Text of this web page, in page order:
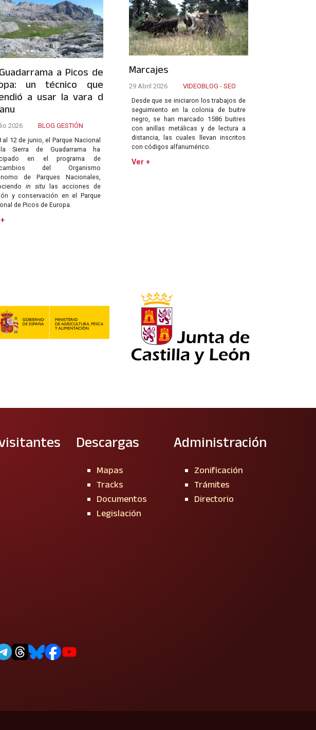
a Picos de
un técnico que
a usar la vara d
2026
BLOG GESTIÓN
al 12 de junio, el Parque Nacional
Sierra de Guadarrama ha
en el programa de
del Organismo
de Parques Nacionales,
in situlas acciones de
y conservación en el Parque
de Picos de Europa.
Marcajes
29 Abril 2026
VIDEOBLOG - SEO
Desde que se iniciaron los trabajos de
seguimiento en la colonia de buitre
negro, se han marcado 1586 buitres
con anillas metálicas y de lectura a
distancia, las cuales llevan inscritos
con códigos alfanumérico.
Ver +
Descargas
Mapas
Tracks
Documentos
Legislación
Administración
Zonificación
Trámites
Directorio